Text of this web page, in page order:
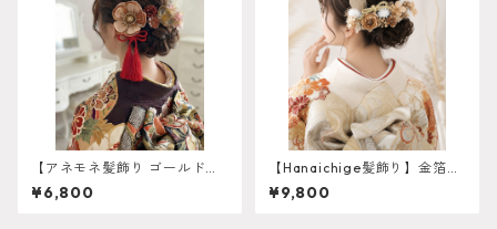
【アネモネ髪飾り ゴールド
オレンジ】残り一点 再販は
不可 成人式 卒業式 振袖 袴
¥6,800
【Hanaichige髪飾り】金箔プ
レゼント 卒業式 袴 振
袖 成人式 白無垢 色打
¥9,800